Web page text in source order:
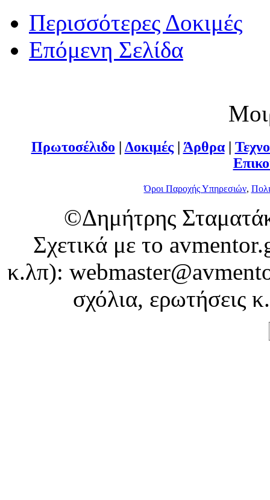
Περισσότερες Δοκιμές
Επόμενη Σελίδα
Πρωτοσέλιδο Δοκιμές| Άρθρα|
Όροι Παροχής Υπηρεσιών,
©Δημήτρης
Σχετικά με το
κ.λπ):
σχόλια, ερωτήσεις